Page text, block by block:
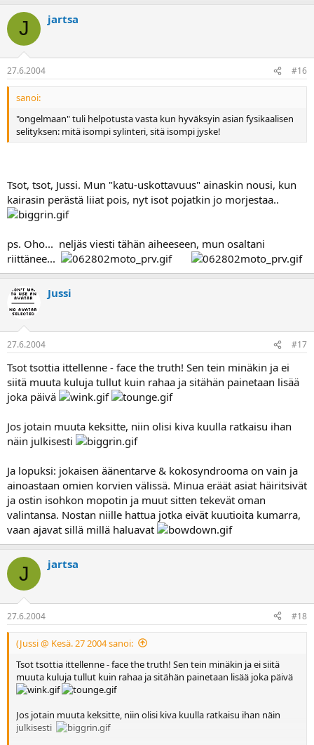
J jartsa
27.6.2004 #16
sanoi:
"ongelmaan" tuli helpotusta vasta kun hyväksyin asian fysikaalisen
selityksen: mitä isompi sylinteri, sitä isompi jyske!
Tsot, tsot, Jussi. Mun "katu-uskottavuus" ainaskin nousi, kun
kairasin perästä liiat pois, nyt isot pojatkin jo morjestaa..
ps. Oho... neljäs viesti tähän aiheeseen, mun osaltani
riittänee...
Jussi
27.6.2004 #17
Tsot tsottia ittellenne - face the truth! Sen tein minäkin ja ei
siitä muuta kuluja tullut kuin rahaa ja sitähän painetaan lisää
joka päivä
Jos jotain muuta keksitte, niin olisi kiva kuulla ratkaisu ihan
näin julkisesti
Ja lopuksi: jokaisen äänentarve & kokosyndrooma on vain ja
ainoastaan omien korvien välissä. Minua eräät asiat häiritsivät
ja ostin isohkon mopotin ja muut sitten tekevät oman
valintansa. Nostan niille hattua jotka eivät kuutioita kumarra,
vaan ajavat sillä millä haluavat
J jartsa
27.6.2004 #18
(Jussi @ Kesä. 27 2004 sanoi:
Tsot tsottia ittellenne - face the truth! Sen tein minäkin ja ei siitä
muuta kuluja tullut kuin rahaa ja sitähän painetaan lisää joka päivä
Jos jotain muuta keksitte, niin olisi kiva kuulla ratkaisu ihan näin
julkisesti